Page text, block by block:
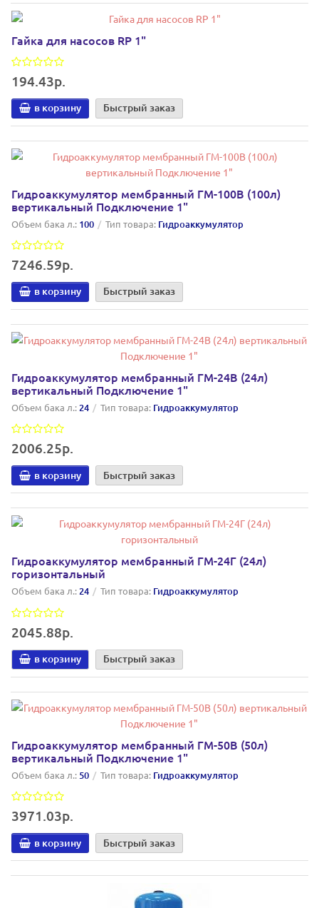
Гайка для насосов RP 1"
194.43р.
в корзину Быстрый заказ
Гидроаккумулятор мембранный ГМ-100В (100л)
вертикальный Подключение 1"
Объем бака л.: 100 Тип товара: Гидроаккумулятор
7246.59р.
в корзину Быстрый заказ
Гидроаккумулятор мембранный ГМ-24В (24л)
вертикальный Подключение 1"
Объем бака л.:24 Тип товара: Гидроаккумулятор
2006.25р.
в корзину Быстрый заказ
Гидроаккумулятор мембранный ГМ-24Г (24л)
горизонтальный
Объем бака л.:24 Тип товара: Гидроаккумулятор
2045.88р.
в корзину Быстрый заказ
Гидроаккумулятор мембранный ГМ-50В (50л)
вертикальный Подключение 1"
Объем бака л.:50 Тип товара: Гидроаккумулятор
3971.03р.
в корзину Быстрый заказ